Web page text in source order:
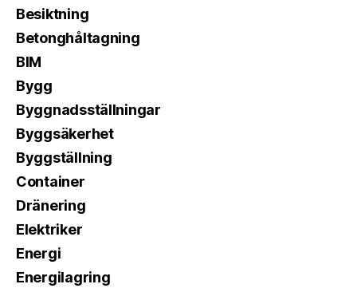
Besiktning
Betonghåltagning
BIM
Bygg
Byggnadsställningar
Byggsäkerhet
Byggställning
Container
Dränering
Elektriker
Energi
Energilagring